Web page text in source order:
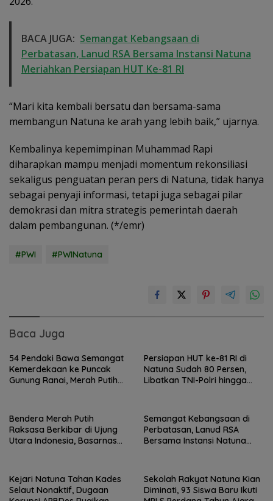
BACA JUGA: Semangat Kebangsaan di
Perbatasan, Lanud RSA Bersama Instansi Natuna
Meriahkan Persiapan HUT Ke-81 RI
“Mari kita kembali bersatu dan bersama-sama
membangun Natuna ke arah yang lebih baik,” ujarnya.
Kembalinya kepemimpinan Muhammad Rapi
diharapkan mampu menjadi momentum rekonsiliasi
sekaligus penguatan peran pers di Natuna, tidak hanya
sebagai penyaji informasi, tetapi juga sebagai pilar
demokrasi dan mitra strategis pemerintah daerah
dalam pembangunan. (*/emr)
#PWI #PWINatuna
Baca Juga
54 Pendaki Bawa Semangat
Kemerdekaan ke Puncak
Gunung Ranai, Merah Putih
Persiapan HUT ke-81 RI di
Natuna Sudah 80 Persen,
Libatkan TNI-Polri hingga
Bendera Merah Putih
Raksasa Berkibar di Ujung
Utara Indonesia, Basarnas
Perbatasan
Semangat Kebangsaan di
Perbatasan, Lanud RSA
Bersama Instansi Natuna
Kejari Natuna Tahan Kades
Selaut Nonaktif, Dugaan
Sekolah Rakyat Natuna Kian
Diminati, 93 Siswa Baru Ikuti